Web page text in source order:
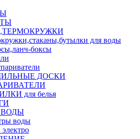
для воды
боксы
ДОСКИ
для белья
воды